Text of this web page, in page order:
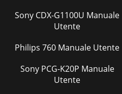
Sony CDX-G1100U Manuale
Utente
Philips 760 Manuale Utente
Sony PCG-K20P Manuale
Utente